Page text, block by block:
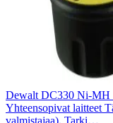
Dewalt DC330 Ni-MH
Yhteensopivat laitteet
valmistajaa). Tarki…